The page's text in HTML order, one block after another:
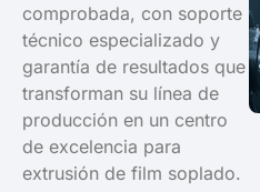
comprobada, con soporte
técnico especializado y
garantía de resultados que
transforman su línea de
producción en un centro
de excelencia para
extrusión de film soplado.